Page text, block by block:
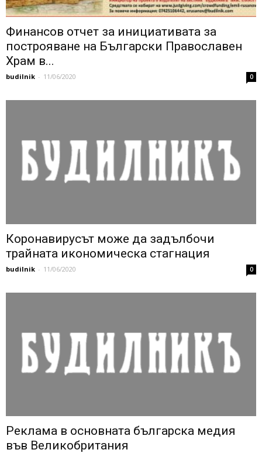
Финансов отчет за инициативата за
построяване на Български Православен
Храм в...
budilnik - 11/06/2020 0
Коронавирусът може да задълбочи
трайната икономическа стагнация
budilnik - 11/06/2020 0
Реклама в основната българска медия
във Великобритания